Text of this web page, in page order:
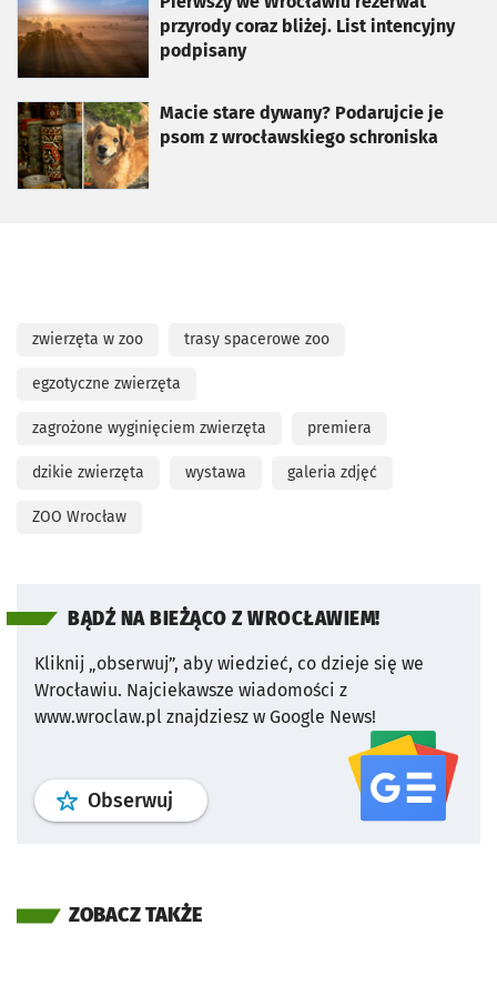
przyrody coraz bliżej. List intencyjny
podpisany
Macie stare dywany? Podarujcie je
psom z wrocławskiego schroniska
otworzy się w nowej karcie
zwierzęta w zoo trasy spacerowe zoo
egzotyczne zwierzęta
zagrożone wyginięciem zwierzęta premiera
dzikie zwierzęta wystawa galeria zdjęć
ZOO Wrocław
BĄDŹ NA BIEŻĄCO Z WROCŁAWIEM!
Kliknij „obserwuj”, aby wiedzieć, co dzieje się we
Wrocławiu. Najciekawsze wiadomości z
www.wroclaw.pl znajdziesz w Google News!
Obserwuj profil serwisu
ZOBACZ TAKŻE